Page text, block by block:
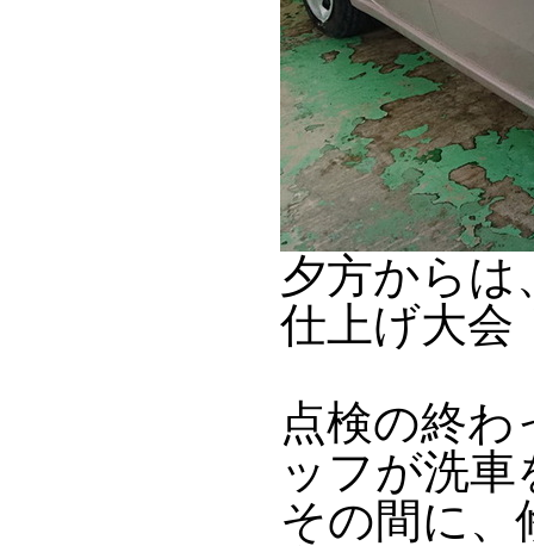
夕方からは
仕上げ大会
点検の終
ッフが洗
その間に、